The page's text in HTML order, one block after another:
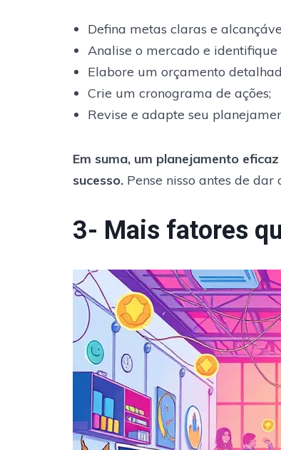
Defina metas claras e
Analise o mercado e
Elabore um orçamento
Crie um cronograma de ações;
Revise e adapte seu
Em suma, um planejamento
sucesso. Pense nisso antes de dar
3- Mais fatores